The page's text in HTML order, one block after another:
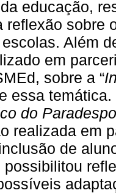
educação,
reflexão sobre
Além
em
sobre a “
essa
do
realizada em
de